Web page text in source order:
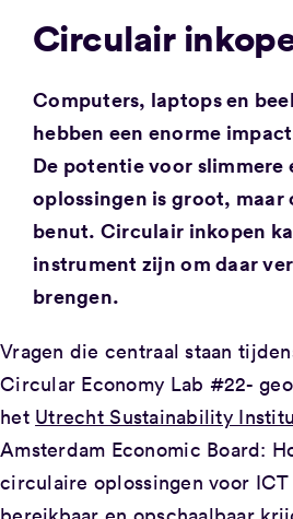
Circulair
Computers, laptops en
hebben een enorme
De potentie voor slimmere
oplossingen is groot, maar
benut. Circulair inkopen
instrument zijn om daar
brengen.
Vragen die centraal staan
Circular Economy Lab #22-
het Utrecht Sustainability
Amsterdam Economic Board:
circulaire oplossingen voor